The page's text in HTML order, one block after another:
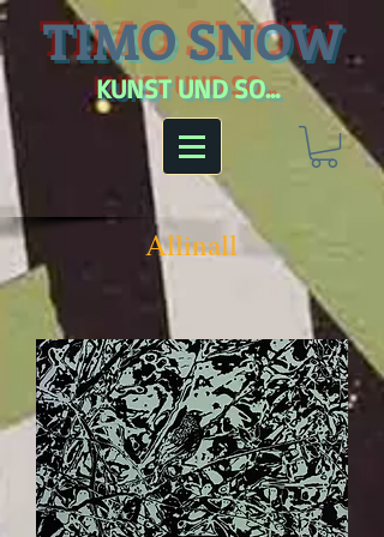
TIMO SNOW
KUNST UND SO...
Allinall